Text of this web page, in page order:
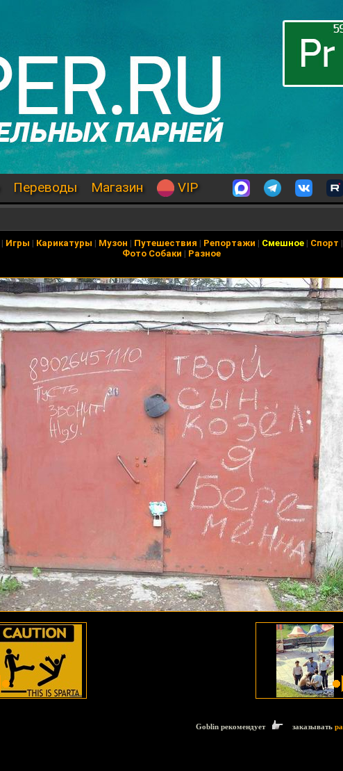
Переводы Магазин VIP
| Игры | Карикатуры | Музон | Путешествия | Репортажи | Смешное| Спорт |
Фото Собаки | Разное
Goblin рекомендует заказывать